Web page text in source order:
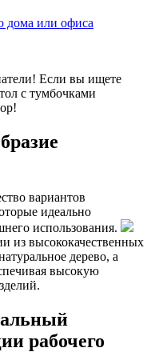
дома или офиса
Если вы ищете
с тумбочками
вариантов
идеально
использования.
из высококачественных
дерево, а
высокую
рабочего